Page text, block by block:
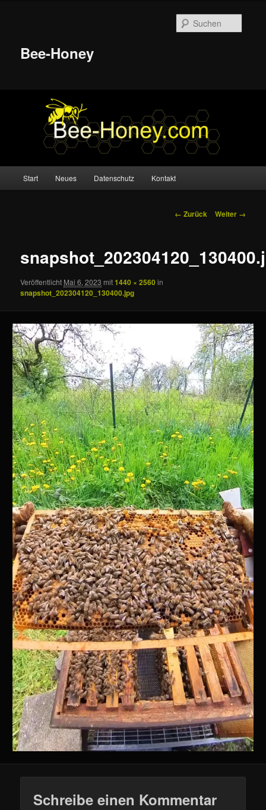
Bee-Honey
Zum
Start Neues Datenschutz Kontakt
Bilder-
← Zurück Weiter →
Veröffentlicht Mai 6, 2023 mit1440 × 2560in
snapshot_202304120_130400.jpg
Schreibe einen Kommentar